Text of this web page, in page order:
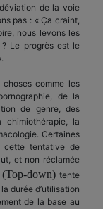
de la voie
pas : « Ça craint,
nous levons les
Le progrès est le
choses comme les
de la
de genre, des
chimiothérapie, la
Certaines
cette tentative de
et non réclamée
(Top-down) tente
durée d’utilisation
de la base au